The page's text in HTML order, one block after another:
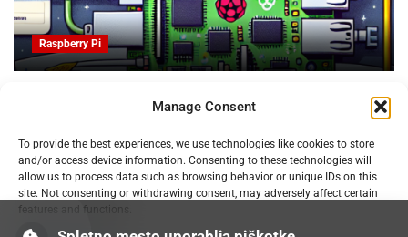
Manage Consent
To provide the best experiences, we use technologies like cookies to store
and/or access device information. Consenting to these technologies will
allow us to process data such as browsing behavior or unique IDs on this
site. Not consenting or withdrawing consent, may adversely affect certain
features and functions.
Raspberry Pi
Obvladujte trolje za patente in
3D tiskanju
07.02.2025